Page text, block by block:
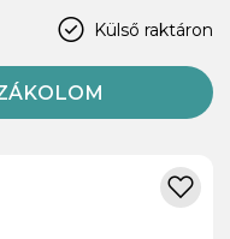
Külső raktáron